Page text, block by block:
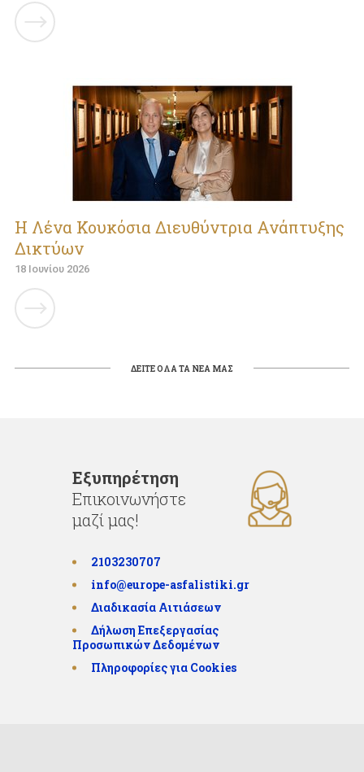
Η Λένα Κουκόσια Διευθύντρια Ανάπτυξης
Δικτύων
18 Ιουνίου 2026
ΔΕΙΤΕ ΟΛΑ ΤΑ ΝΕΑ ΜΑΣ
Εξυπηρέτηση
Επικοινωνήστε
μαζί μας!
2103230707
info@europe-asfalistiki.gr
Διαδικασία Αιτιάσεων
Δήλωση Επεξεργασίας
Προσωπικών Δεδομένων
Πληροφορίες για Cookies